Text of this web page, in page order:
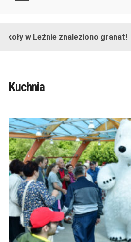
w Leźnie znaleziono granat!
Kuchnia